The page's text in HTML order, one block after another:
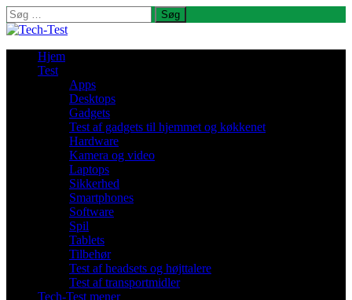
Søg
efter:
Hjem
Test
Apps
Desktops
Gadgets
Test af gadgets til hjemmet og køkkenet
Hardware
Kamera og video
Laptops
Sikkerhed
Smartphones
Software
Spil
Tablets
Tilbehør
Test af headsets og højttalere
Test af transportmidler
Tech-Test mener